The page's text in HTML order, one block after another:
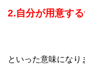
2.自分が用意す
といった意味になり